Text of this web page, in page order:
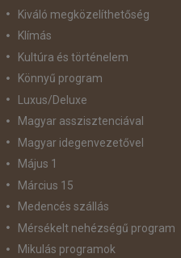
Kiváló megközelíthetőség
Klímás
Kultúra és történelem
Könnyű program
Luxus/Deluxe
Magyar asszisztenciával
Magyar idegenvezetővel
Május 1
Március 15
Medencés szállás
Mérsékelt nehézségű program
Mikulás programok